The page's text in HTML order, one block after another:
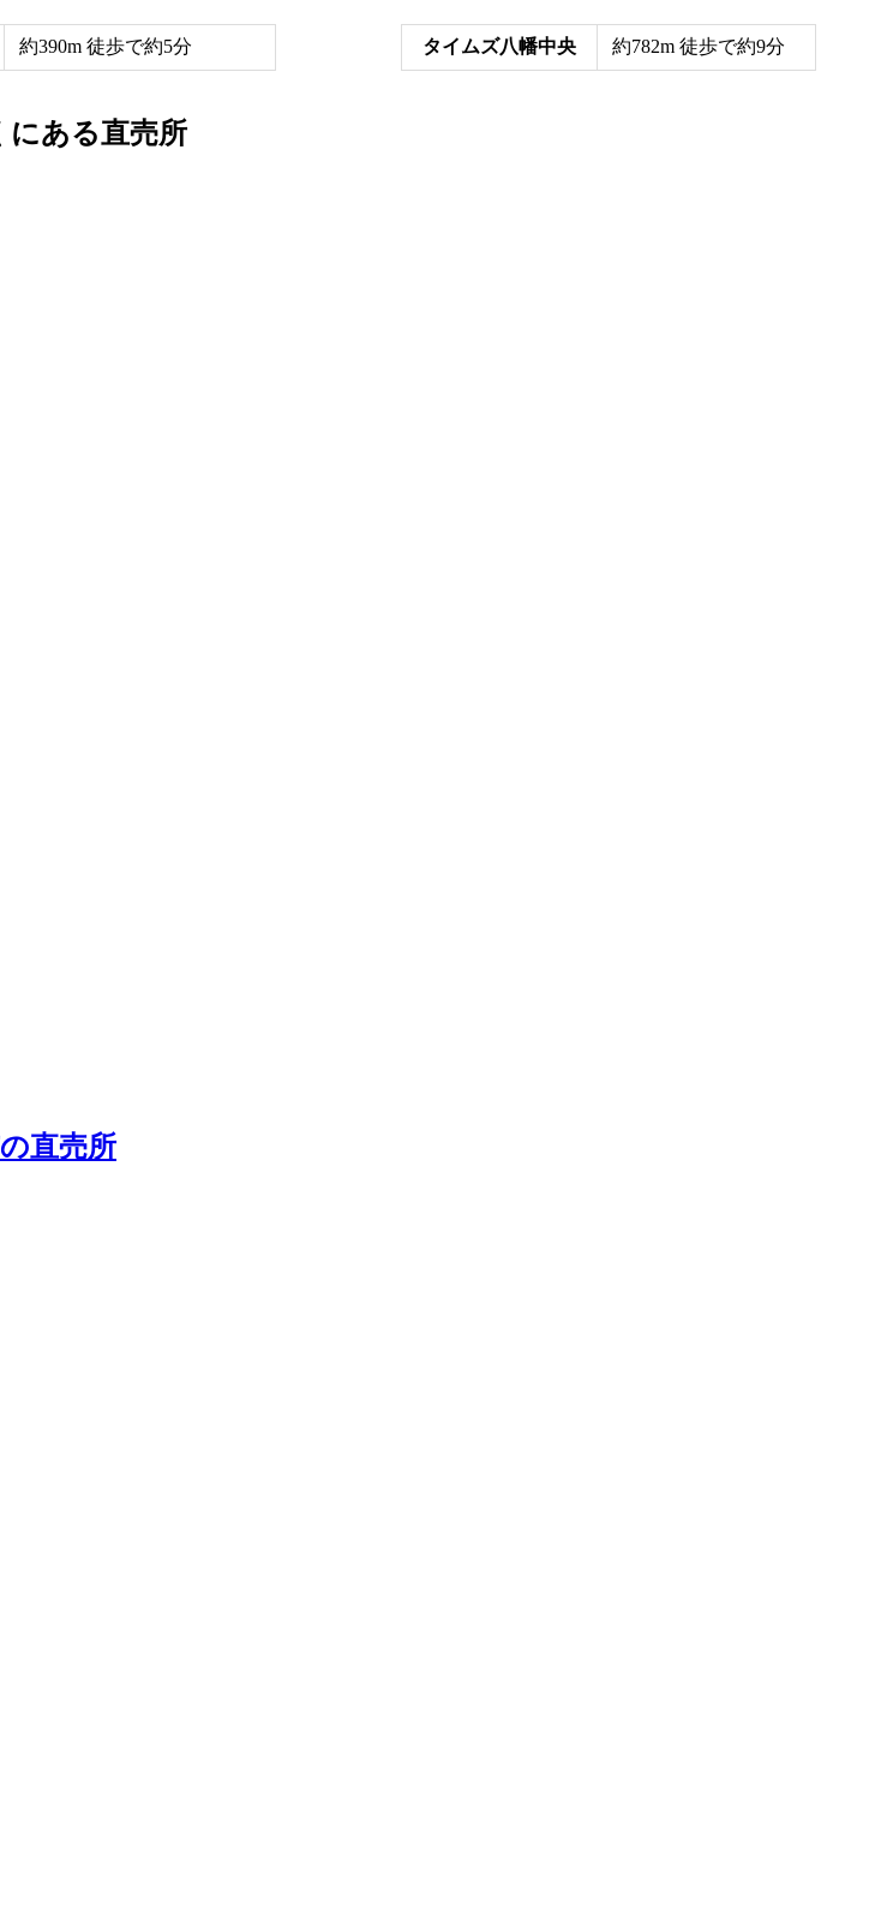
約390m 徒歩で約5分 タイムズ八幡中央 約782m 徒歩で約9分
ある直売所
直売所